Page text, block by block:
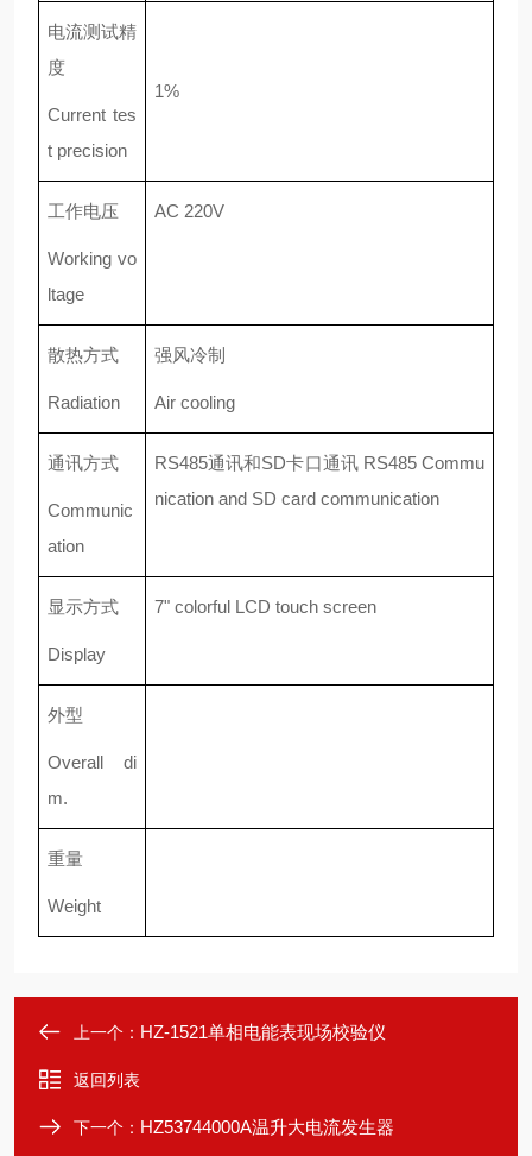
电流测试精
度
Current tes
t precision
1%
工作电压
Working vo
ltage
AC 220V
散热方式
Radiation
强风冷制
Air cooling
通讯方式
Communic
ation
RS485通讯和SD卡口通讯 RS485 Commu
nication and SD card communication
显示方式
Display
7" colorful LCD touch screen
外型
Overall di
m.
重量
Weight
上一个： HZ-1521单相电能表现场校验仪
返回列表
下一个： HZ53744000A温升大电流发生器